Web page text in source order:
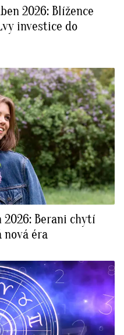
2026: Blížence
investice do
2026: Berani chytí
nová éra